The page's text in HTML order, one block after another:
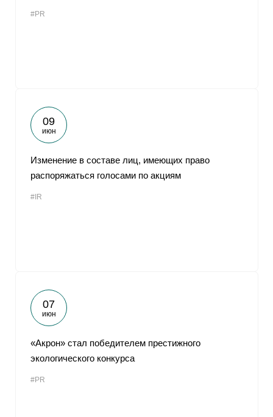
#PR
09
июн
Изменение в составе лиц, имеющих право
распоряжаться голосами по акциям
#IR
07
июн
«Акрон» стал победителем престижного
экологического конкурса
#PR